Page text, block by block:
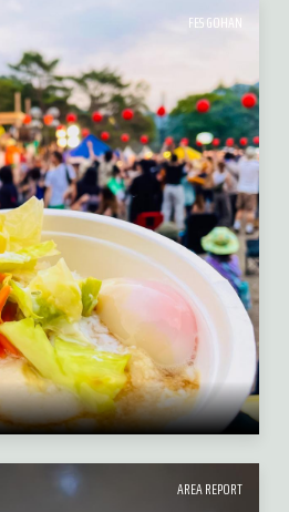
FES GOHAN
AREA REPORT